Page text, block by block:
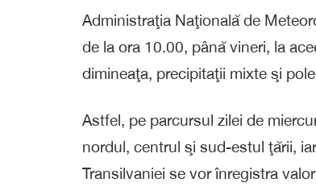
Administraţia Naţională de
de la ora 10.00, până vineri, la
dimineaţa, precipitaţii mixte şi
Astfel, pe parcursul zilei de
nordul, centrul şi sud-estul ţării,
Transilvaniei se vor înregistra